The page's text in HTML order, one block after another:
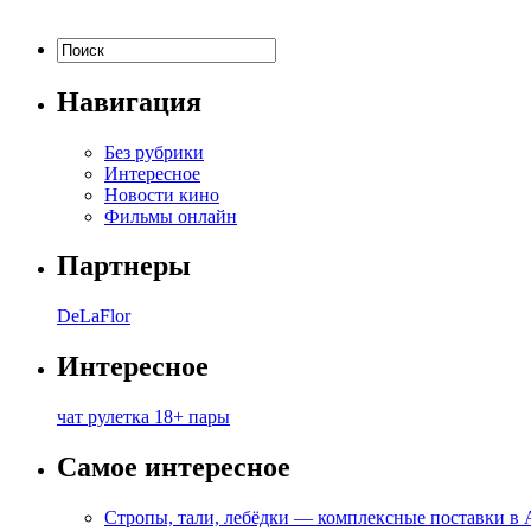
Навигация
Без рубрики
Интересное
Новости кино
Фильмы онлайн
Партнеры
DeLaFlor
Интересное
чат рулетка 18+ пары
Самое интересное
Стропы, тали, лебёдки — комплексные поставки в